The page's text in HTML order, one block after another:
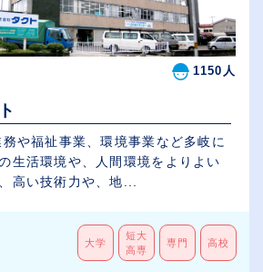
1150人
生活環境や、人間環境をよりよい
高い技術力や、地...
大学
短大
高専
専門 高校